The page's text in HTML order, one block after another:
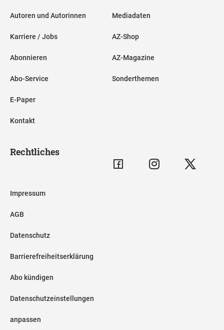
Autoren und Autorinnen
Karriere / Jobs
Abonnieren
Abo-Service
E-Paper
Kontakt
Mediadaten
AZ-Shop
AZ-Magazine
Sonderthemen
Rechtliches
Impressum
AGB
Datenschutz
Barrierefreiheitserklärung
Abo kündigen
Datenschutzeinstellungen
anpassen